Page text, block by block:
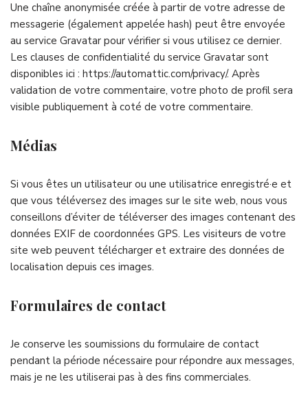
Une chaîne anonymisée créée à partir de votre adresse de
messagerie (également appelée hash) peut être envoyée
au service Gravatar pour vérifier si vous utilisez ce dernier.
Les clauses de confidentialité du service Gravatar sont
disponibles ici : https://automattic.com/privacy/. Après
validation de votre commentaire, votre photo de profil sera
visible publiquement à coté de votre commentaire.
Médias
Si vous êtes un utilisateur ou une utilisatrice enregistré·e et
que vous téléversez des images sur le site web, nous vous
conseillons d’éviter de téléverser des images contenant des
données EXIF de coordonnées GPS. Les visiteurs de votre
site web peuvent télécharger et extraire des données de
localisation depuis ces images.
Formulaires de contact
Je conserve les soumissions du formulaire de contact
pendant la période nécessaire pour répondre aux messages,
mais je ne les utiliserai pas à des fins commerciales.